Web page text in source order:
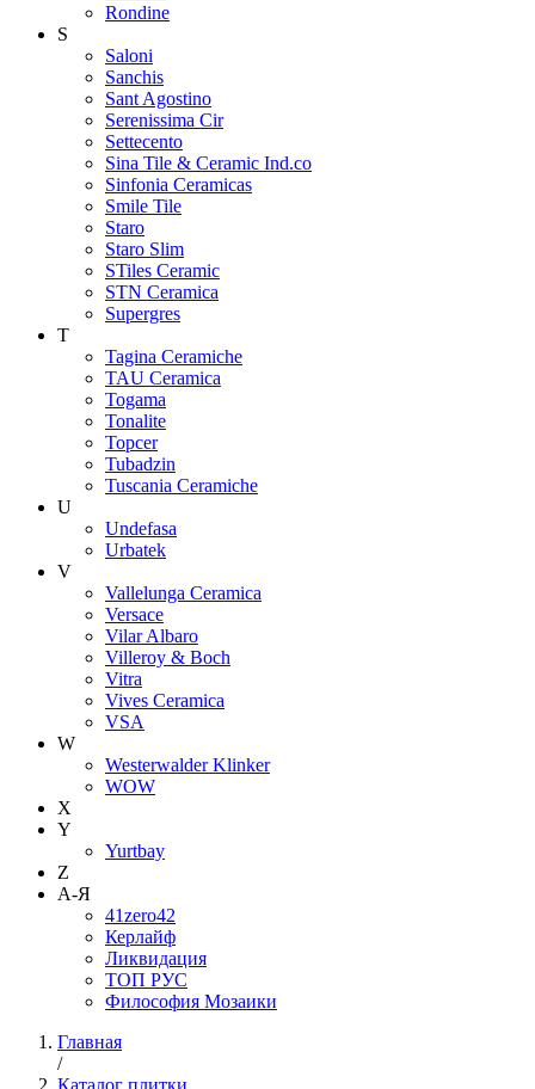
Rondine
S
Saloni
Sanchis
Sant Agostino
Serenissima Cir
Settecento
Sina Tile & Ceramic Ind.co
Sinfonia Ceramicas
Smile Tile
Staro
Staro Slim
STiles Ceramic
STN Ceramica
Supergres
T
Tagina Ceramiche
TAU Ceramica
Togama
Tonalite
Topcer
Tubadzin
Tuscania Ceramiche
U
Undefasa
Urbatek
V
Vallelunga Ceramica
Versace
Vilar Albaro
Villeroy & Boch
Vitra
Vives Ceramica
VSA
W
Westerwalder Klinker
WOW
X
Y
Yurtbay
Z
А-Я
41zero42
Керлайф
Ликвидация
ТОП РУС
Философия Мозаики
Главная
/
Каталог плитки